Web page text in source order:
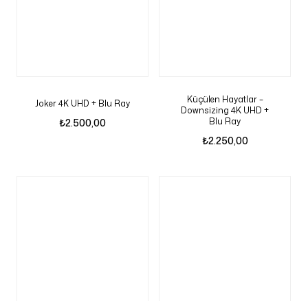
Joker 4K UHD + Blu Ray
₺2.500,00
Küçülen Hayatlar –
Downsizing 4K UHD +
Blu Ray
₺2.250,00